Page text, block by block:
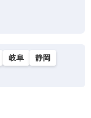
岐阜
静岡